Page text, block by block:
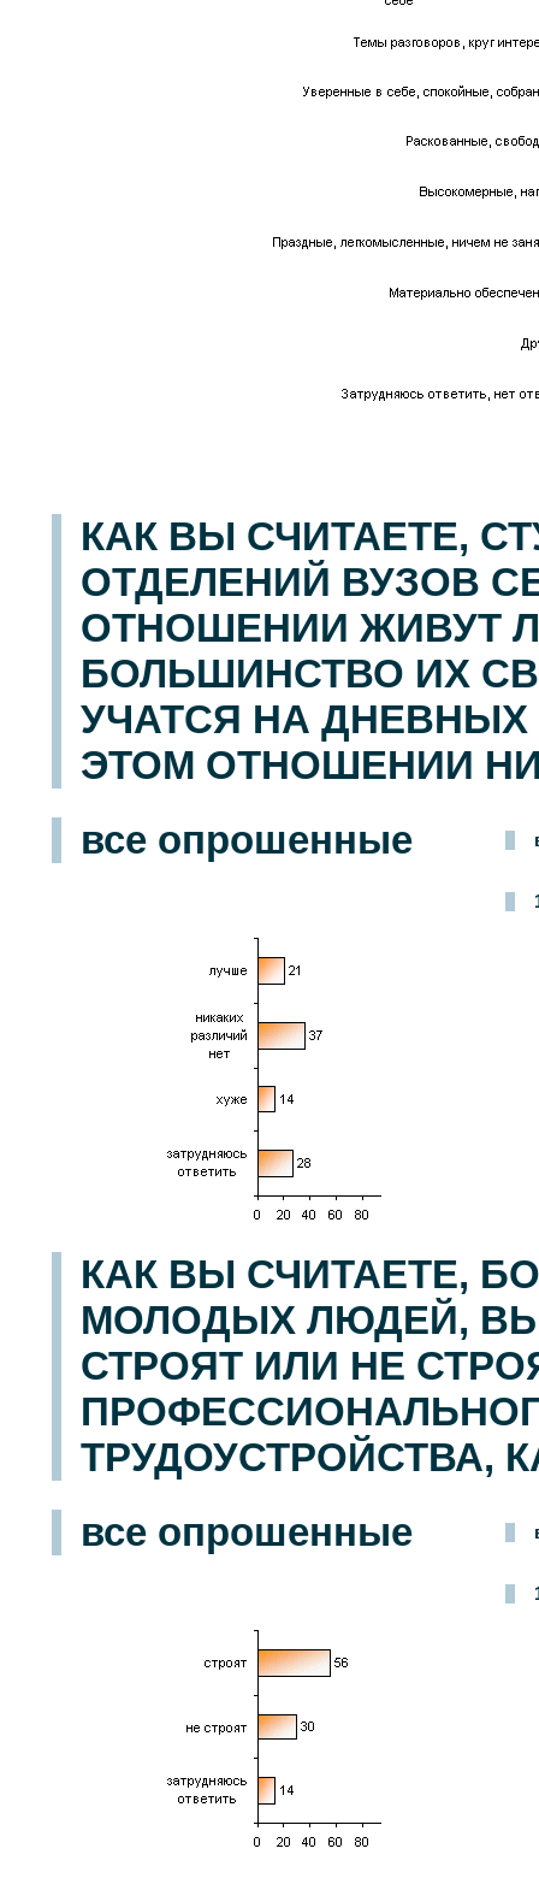
КАК ВЫ СЧИТАЕТЕ,
ОТДЕЛЕНИЙ ВУЗОВ
ОТНОШЕНИИ ЖИВУТ
БОЛЬШИНСТВО ИХ
УЧАТСЯ НА
ЭТОМ ОТНОШЕНИИ
все опрошенные
КАК ВЫ СЧИТАЕТЕ,
МОЛОДЫХ ЛЮДЕЙ,
СТРОЯТ ИЛИ НЕ
ТРУДОУСТРОЙСТВА,
все опрошенные